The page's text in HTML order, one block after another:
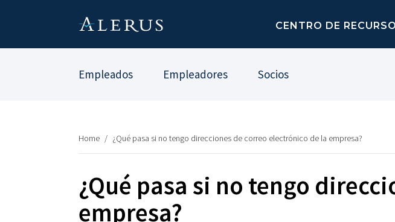
CENTRO DE
Empleados Empleadores Socios
Home / ¿Qué pasa si no tengo direcciones de correo electrónico de la empresa?
¿Qué pasa si no tengo
empresa?